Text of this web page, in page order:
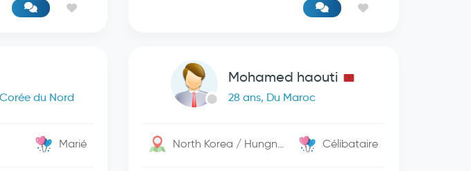
du Nord
Marié
Mohamed haouti
28 ans, Du Maroc
North Korea / Hungnam Célibataire